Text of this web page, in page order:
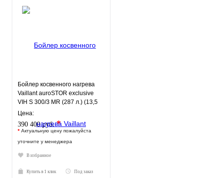
Бойлер косвенного нагрева
Vaillant auroSTOR exclusive
VIH S 300/3 MR (287 л.) (13,5
кВт) напольный
Цена:
390 400 руб.*
* Актуальную цену пожалуйста
уточните у менеджера
В избранное
Купить в 1 клик Под заказ